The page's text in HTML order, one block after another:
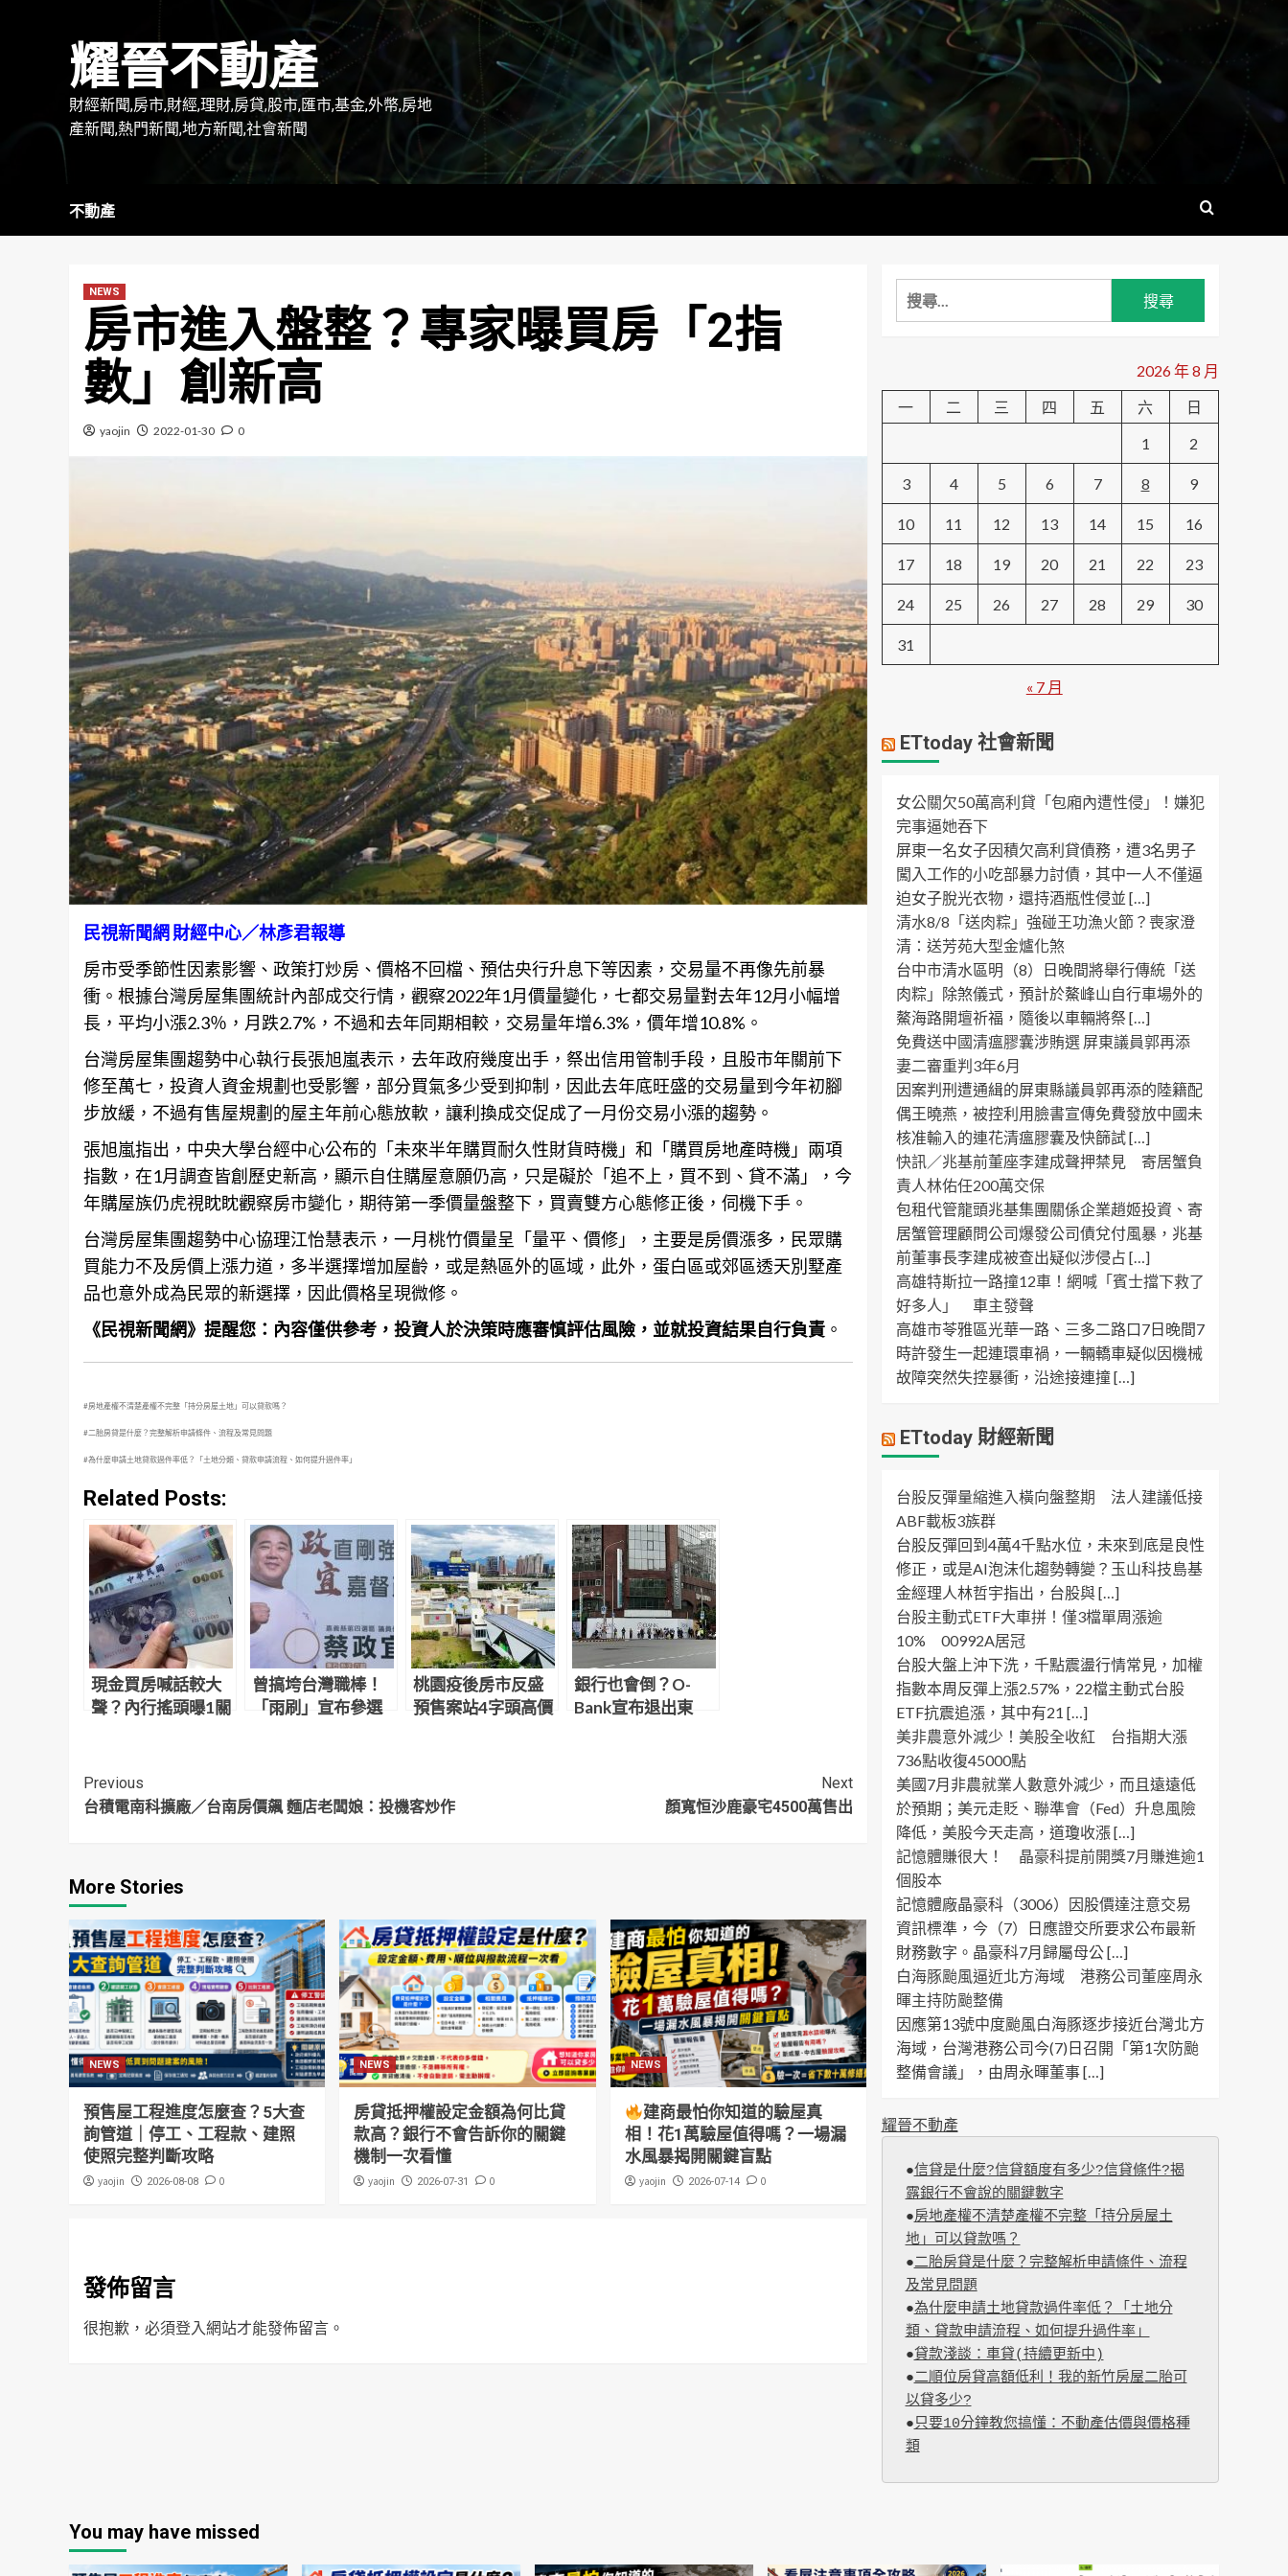
耀晉不動產
財經新聞,房市,財經,理財,房貸,股市,匯市,基金,外幣,房地
產新聞,熱門新聞,地方新聞,社會新聞
不動產
NEWS
房市進入盤整？專家曝買房「2指
數」創新高
yaojin 2022-01-30 0
民視新聞網 財經中心／林彥君報導
房市受季節性因素影響、政策打炒房、價格不回檔、預估央行升息下等因素，交易量不再像先前暴
衝。根據台灣房屋集團統計內部成交行情，觀察2022年1月價量變化，七都交易量對去年12月小幅增
長，平均小漲2.3％，月跌2.7%，不過和去年同期相較，交易量年增6.3%，價年增10.8%。
台灣房屋集團趨勢中心執行長張旭嵐表示，去年政府幾度出手，祭出信用管制手段，且股市年關前下
修至萬七，投資人資金規劃也受影響，部分買氣多少受到抑制，因此去年底旺盛的交易量到今年初腳
步放緩，不過有售屋規劃的屋主年前心態放軟，讓利換成交促成了一月份交易小漲的趨勢。
張旭嵐指出，中央大學台經中心公布的「未來半年購買耐久性財貨時機」和「購買房地產時機」兩項
指數，在1月調查皆創歷史新高，顯示自住購屋意願仍高，只是礙於「追不上，買不到、貸不滿」，今
年購屋族仍虎視眈眈觀察房市變化，期待第一季價量盤整下，買賣雙方心態修正後，伺機下手。
台灣房屋集團趨勢中心協理江怡慧表示，一月桃竹價量呈「量平、價修」，主要是房價漲多，民眾購
買能力不及房價上漲力道，多半選擇增加屋齡，或是熱區外的區域，此外，蛋白區或郊區透天別墅產
品也意外成為民眾的新選擇，因此價格呈現微修。
《民視新聞網》提醒您：內容僅供參考，投資人於決策時應審慎評估風險，並就投資結果自行負責 。
#房地產權不清楚產權不完整「持分房屋土地」可以貸款嗎 ？
#二胎房貸是什麼？完整解析申請條件、流程及常見問題
#為什麼申請土地貸款過件率低？「土地分類、貸款申請流程、如何提升過件率」
Related Posts:
現金買房喊話較大
聲？內行搖頭曝1關
曾搞垮台灣職棒！
「雨刷」宣布參選
桃園疫後房市反盛
預售案站4字頭高價
銀行也會倒？O-
Bank宣布退出東
Continue
Reading
Previous
台積電南科擴廠／台南房價飆 麵店老闆娘：投機客炒作
Next
顏寬恒沙鹿豪宅4500萬售出
More Stories
NEWS
預售屋工程進度怎麼查？5大查
詢管道｜停工、工程款、建照
使照完整判斷攻略
yaojin 2026-08-08 0
NEWS
房貸抵押權設定金額為何比貸
款高？銀行不會告訴你的關鍵
機制一次看懂
yaojin 2026-07-31 0
NEWS
建商最怕你知道的驗屋真
相！花1萬驗屋值得嗎？一場漏
水風暴揭開關鍵盲點
yaojin 2026-07-14 0
發佈留言
很抱歉，必須登入網站才能發佈留言。
搜
尋
字:
2026 年 8 月
一
二 三 四 五 六
日
1
2
3 4 5 6 7 8 9
10 11 12 13 14 15 16
17 18 19 20 21 22 23
24 25 26 27 28 29 30
31
« 7 月
ETtoday 社會新聞
女公關欠50萬高利貸「包廂內遭性侵」！嫌犯
完事逼她吞下
屏東一名女子因積欠高利貸債務，遭3名男子
闖入工作的小吃部暴力討債，其中一人不僅逼
迫女子脫光衣物，還持酒瓶性侵並 […]
清水8/8「送肉粽」強碰王功漁火節？喪家澄
清：送芳苑大型金爐化煞
台中市清水區明（8）日晚間將舉行傳統「送
肉粽」除煞儀式，預計於鰲峰山自行車場外的
鰲海路開壇祈福，隨後以車輛將祭 […]
免費送中國清瘟膠囊涉賄選 屏東議員郭再添
妻二審重判3年6月
因案判刑遭通緝的屏東縣議員郭再添的陸籍配
偶王曉燕，被控利用臉書宣傳免費發放中國未
核准輸入的連花清瘟膠囊及快篩試 […]
快訊／兆基前董座李建成聲押禁見 寄居蟹負
責人林佑任200萬交保
包租代管龍頭兆基集團關係企業趙姬投資、寄
居蟹管理顧問公司爆發公司債兌付風暴，兆基
前董事長李建成被查出疑似涉侵占 […]
高雄特斯拉一路撞12車！網喊「賓士擋下救了
好多人」 車主發聲
高雄市苓雅區光華一路、三多二路口7日晚間7
時許發生一起連環車禍，一輛轎車疑似因機械
故障突然失控暴衝，沿途接連撞 […]
ETtoday 財經新聞
台股反彈量縮進入橫向盤整期 法人建議低接
ABF載板3族群
台股反彈回到4萬4千點水位，未來到底是良性
修正，或是AI泡沫化趨勢轉變？玉山科技島基
金經理人林哲宇指出，台股與 […]
台股主動式ETF大車拼！僅3檔單周漲逾
10% 00992A居冠
台股大盤上沖下洗，千點震盪行情常見，加權
指數本周反彈上漲2.57%，22檔主動式台股
ETF抗震追漲，其中有21 […]
美非農意外減少！美股全收紅 台指期大漲
736點收復45000點
美國7月非農就業人數意外減少，而且遠遠低
於預期；美元走貶、聯準會（Fed）升息風險
降低，美股今天走高，道瓊收漲 […]
記憶體賺很大！ 晶豪科提前開獎7月賺進逾1
個股本
記憶體廠晶豪科（3006）因股價達注意交易
資訊標準，今（7）日應證交所要求公布最新
財務數字。晶豪科7月歸屬母公 […]
白海豚颱風逼近北方海域 港務公司董座周永
暉主持防颱整備
因應第13號中度颱風白海豚逐步接近台灣北方
海域，台灣港務公司今(7)日召開「第1次防颱
整備會議」，由周永暉董事 […]
耀晉不動產
●信貸是什麼?信貸額度有多少?信貸條件?揭
露銀行不會說的關鍵數字
●房地產權不清楚產權不完整「持分房屋土
地」可以貸款嗎？
●二胎房貸是什麼？完整解析申請條件、流程
及常見問題
●為什麼申請土地貸款過件率低？「土地分
類、貸款申請流程、如何提升過件率」
●貸款淺談：車貸(持續更新中)
●二順位房貸高額低利！我的新竹房屋二胎可
以貸多少?
●只要10分鐘教您搞懂：不動產估價與價格種
類
You may have missed